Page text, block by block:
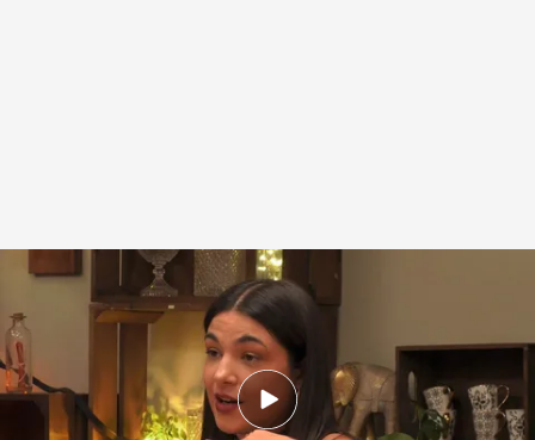
Candela habla sobre su experiencia en el Opus Dei
Madrid, 01 JUN 2026 - 23:30h.
Candela formó parte del Opus Dei hasta los 13